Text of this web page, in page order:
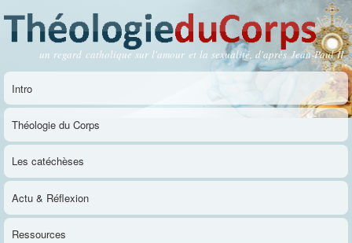
contenu
principal
Théologie du Corps
un regard catholique sur l'amour et la sexualité, d'après Jean-Paul II
Menu principal
Intro
Théologie du Corps
Les catéchèses
Actu & Réflexion
Ressources